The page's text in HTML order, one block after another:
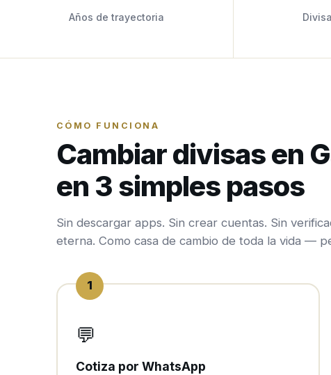
Años de trayectoria
CÓMO FUNCIONA
Cambiar divisas en
en 3 simples pasos
Sin descargar apps. Sin crear cuentas. Sin
eterna. Como casa de cambio de toda la vida —
1
💬
Cotiza por WhatsApp